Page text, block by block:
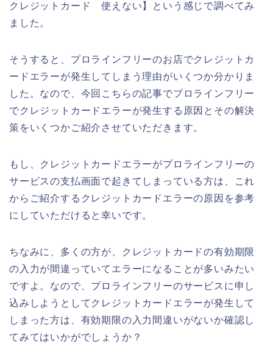
クレジットカード 使えない】という感じで調べてみ
ました。
そうすると、プロラインフリーのお店でクレジットカ
ードエラーが発生してしまう理由がいくつか分かりま
した。なので、今回こちらの記事でプロラインフリー
でクレジットカードエラーが発生する原因とその解決
策をいくつかご紹介させていただきます。
もし、クレジットカードエラーがプロラインフリーの
サービスの支払画面で起きてしまっている方は、これ
からご紹介するクレジットカードエラーの原因を参考
にしていただけると幸いです。
ちなみに、多くの方が、クレジットカードの有効期限
の入力が間違っていてエラーになることが多いみたい
ですよ。なので、プロラインフリーのサービスに申し
込みしようとしてクレジットカードエラーが発生して
しまった方は、有効期限の入力間違いがないか確認し
てみてはいかがでしょうか？